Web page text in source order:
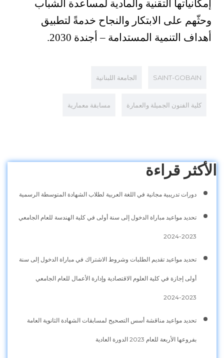
إمكانياتها التقنية والمادية لمساعدة الشباب
وحثّهم على الابتكار والنجاح خدمةً لتطبيق
أهداف التنمية المستدامة – أجندة 2030.
SAINT-GOBAIN الجامعة اللبنانية
كلية الفنون الجميلة والعمارة مسابقة معمارية
الأكثر قراءة
دورات تدريبية مجانية في اللغة العربية لطلاب الشهادة المتوسطة الرسمية
تحديد مواعيد مباراة الدخول إلى سنة أولى في كلية الهندسة للعام الجامعي
2023-2024
تحديد مواعيد تقديم الطلبات وشروط الاشتراك في مباراة الدخول إلى سنة
أولى إجازة في كلية العلوم الاقتصادية وإدارة الأعمال للعام الجامعي
2023-2024
تحديد مواعيد مناقشة أسس التصحيح لمسابقات الشهادة الثانوية العامة
بفروعها الأربعة للعام 2023 الدورة العادية